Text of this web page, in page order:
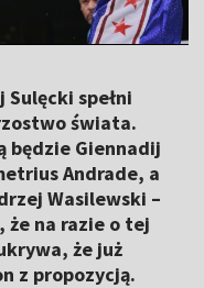
Sulęcki spełni
świata.
będzie Giennadij
Andrade, a
Wasilewski –
że na razie o tej
że już
z propozycją.